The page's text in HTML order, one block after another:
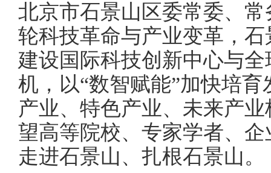
北京市石景山区委常委、
轮科技革命与产业变革，
建设国际科技创新中心与
机，以“数智赋能”加快培
产业、特色产业、未来产
望高等院校、专家学者、
走进石景山、扎根石景山。